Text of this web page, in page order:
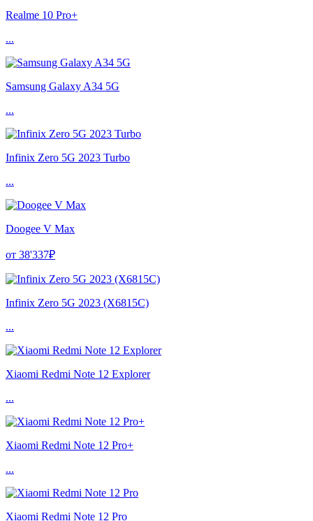
Realme 10 Pro+
...
Samsung Galaxy A34 5G
...
Infinix Zero 5G 2023 Turbo
...
Doogee V Max
от 38'337₽
Infinix Zero 5G 2023 (X6815C)
...
Xiaomi Redmi Note 12 Explorer
...
Xiaomi Redmi Note 12 Pro+
...
Xiaomi Redmi Note 12 Pro